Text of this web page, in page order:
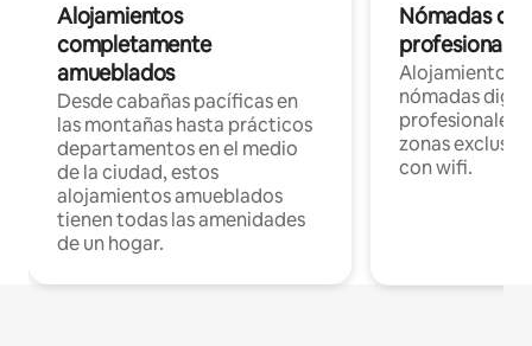
Alojamientos
completamente
amueblados
Desde cabañas pacíficas en
las montañas hasta prácticos
departamentos en el medio
de la ciudad, estos
alojamientos amueblados
tienen todas las amenidades
de un hogar.
Nómadas
Alojamientos
nómadas
profesionales
zonas
con wifi.